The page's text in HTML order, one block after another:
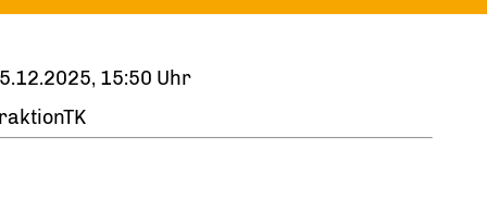
15:50 Uhr